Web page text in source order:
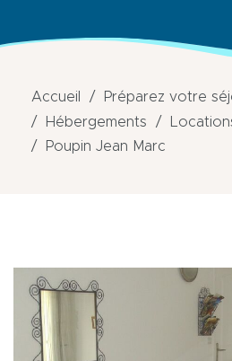
Accueil
Préparez votre
Hébergements
Poupin Jean Marc